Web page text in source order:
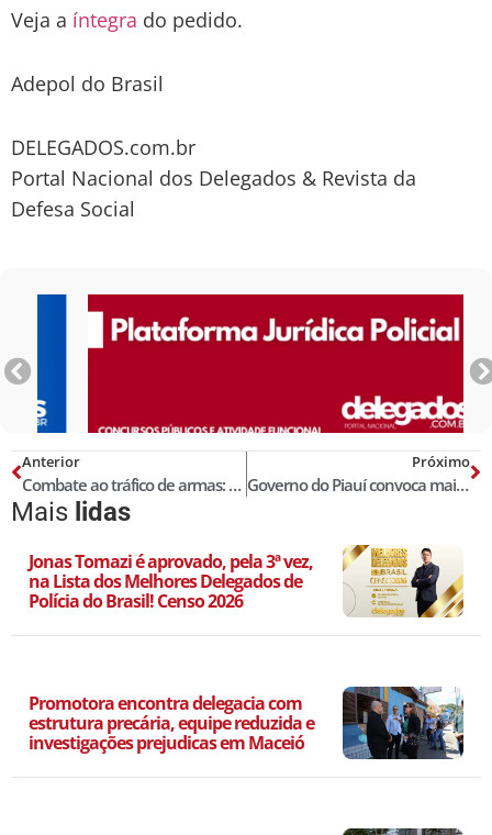
Veja a íntegra do pedido.
Adepol do Brasil
DELEGADOS.com.br
Portal Nacional dos Delegados & Revista da
Defesa Social
Anterior
Combate ao tráfico de armas: um imperativo urgente para uma estratégia de política de segurança pública eficaz
Próximo
Governo do Piauí convoca mais de 100 aprovados em concurso da Polícia Civil para curso de formação
Mais lidas
Jonas Tomazi é aprovado, pela 3ª vez,
na Lista dos Melhores Delegados de
Polícia do Brasil! Censo 2026
Promotora encontra delegacia com
estrutura precária, equipe reduzida e
investigações prejudicas em Maceió